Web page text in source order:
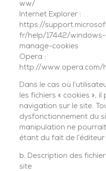
ww/
Internet Explorer :
https://
fr/help/17442/
manage-cookies
Opera :
http://www.opera.com/
Dans le cas où
les fichiers « cookies »,
navigation sur le site.
dysfonctionnement du
manipulation ne
étant du fait de l’éditeur
b. Description des
site